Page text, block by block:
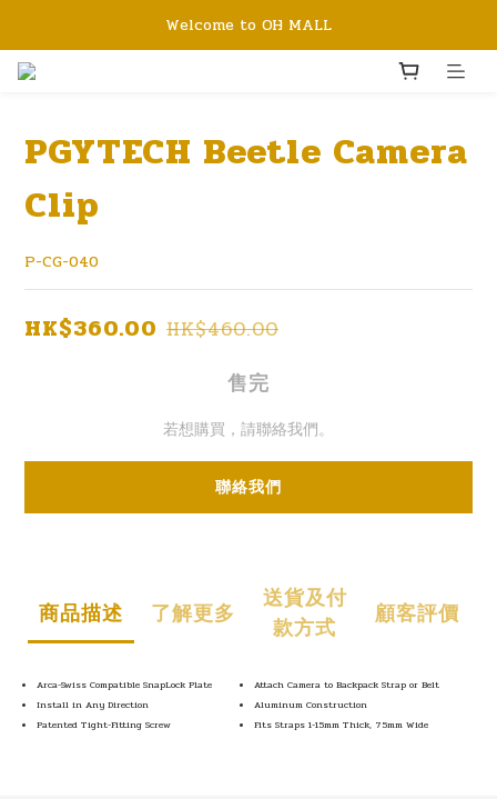
Welcome to OH MALL
PGYTECH Beetle Camera
Clip
P-CG-040
HK$360.00 HK$460.00
售完
若想購買，請聯絡我們。
聯絡我們
商品描述 了解更多
送貨及付
款方式
顧客評價
Arca-Swiss Compatible SnapLock Plate
Attach Camera to Backpack Strap or Belt
Install in Any Direction
Aluminum Construction
Patented Tight-Fitting Screw
Fits Straps 1-15mm Thick, 75mm Wide